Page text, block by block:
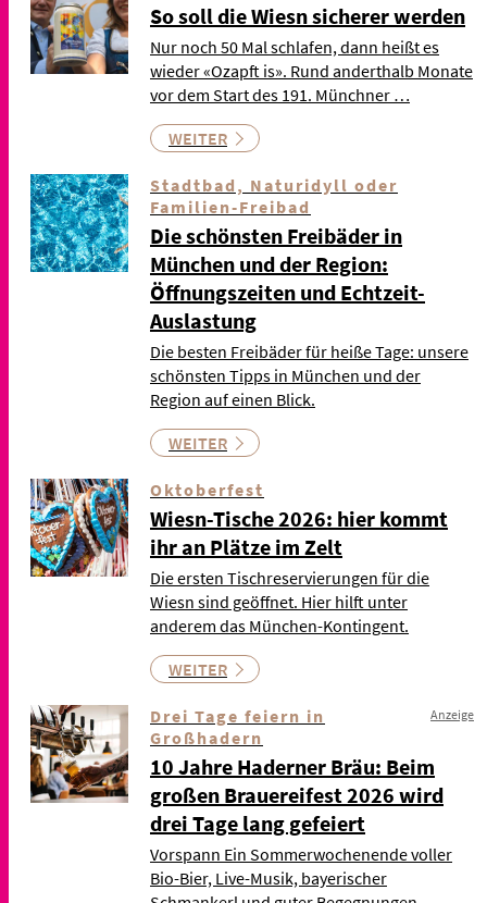
So soll die Wiesn sicherer werden
Nur noch 50 Mal schlafen, dann heißt es
wieder «Ozapft is». Rund anderthalb Monate
vor dem Start des 191. Münchner …
WEITER
Stadtbad, Naturidyll oder
Familien-Freibad
Die schönsten Freibäder in
München und der Region:
Öffnungszeiten und Echtzeit-
Auslastung
Die besten Freibäder für heiße Tage: unsere
schönsten Tipps in München und der
Region auf einen Blick.
WEITER
Oktoberfest
Wiesn-Tische 2026: hier kommt
ihr an Plätze im Zelt
Die ersten Tischreservierungen für die
Wiesn sind geöffnet. Hier hilft unter
anderem das München-Kontingent.
WEITER
Drei Tage feiern in
Großhadern
Anzeige
10 Jahre Haderner Bräu: Beim
großen Brauereifest 2026 wird
drei Tage lang gefeiert
Vorspann Ein Sommerwochenende voller
Bio-Bier, Live-Musik, bayerischer